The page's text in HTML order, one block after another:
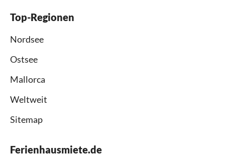
Top-Regionen
Nordsee
Ostsee
Mallorca
Weltweit
Sitemap
Ferienhausmiete.de